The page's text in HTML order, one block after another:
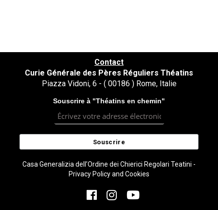
Contact
Curie Générale des Pères Réguliers Théatins
Piazza Vidoni, 6 - ( 00186 ) Rome, Italie
Souscrire à "Théatins en chemin"
Casa Generalizia dell’Ordine dei Chierici Regolari Teatini -
Privacy Policy and Cookies